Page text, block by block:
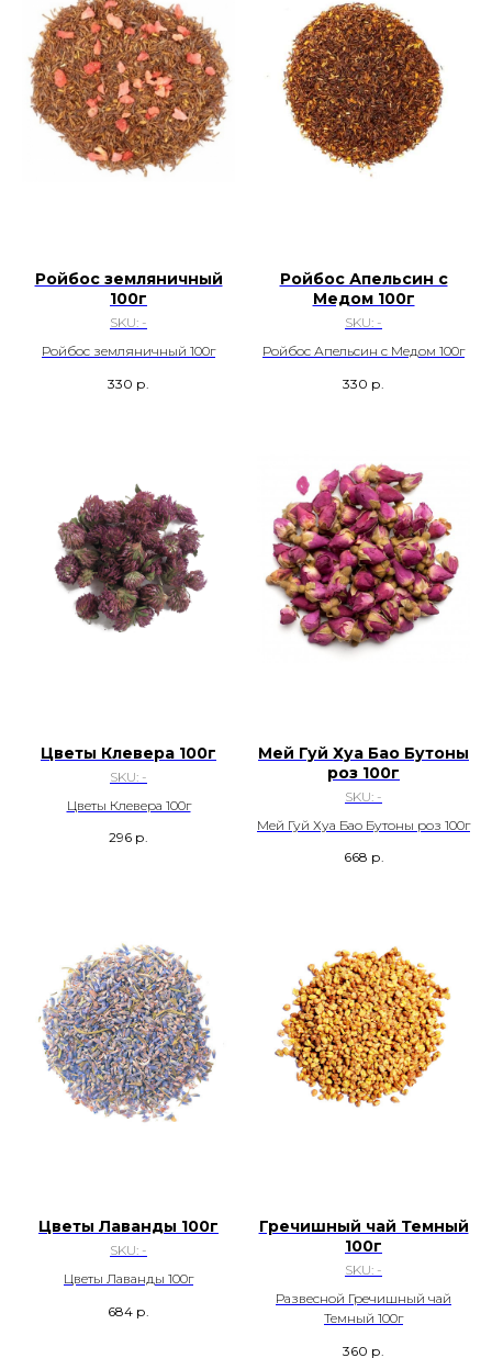
Ройбос земляничный
100г
SKU: -
Ройбос земляничный 100г
330 р.
Ройбос Апельсин с
Медом 100г
SKU: -
Ройбос Апельсин с Медом 100г
330 р.
Цветы Клевера 100г
SKU: -
Цветы Клевера 100г
296 р.
Мей Гуй Хуа Бао Бутоны
роз 100г
SKU: -
Мей Гуй Хуа Бао Бутоны роз 100г
668 р.
Цветы Лаванды 100г
SKU: -
Цветы Лаванды 100г
684 р.
Гречишный чай Темный
100г
SKU: -
Развесной Гречишный чай
Темный 100г
360 р.